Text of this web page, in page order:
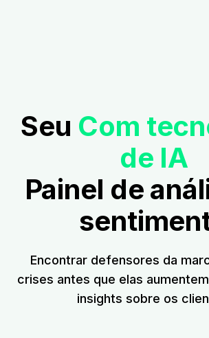
Seu Com
de IA
Painel de
Encontrar defensores da
crises antes que elas
insights sobre os